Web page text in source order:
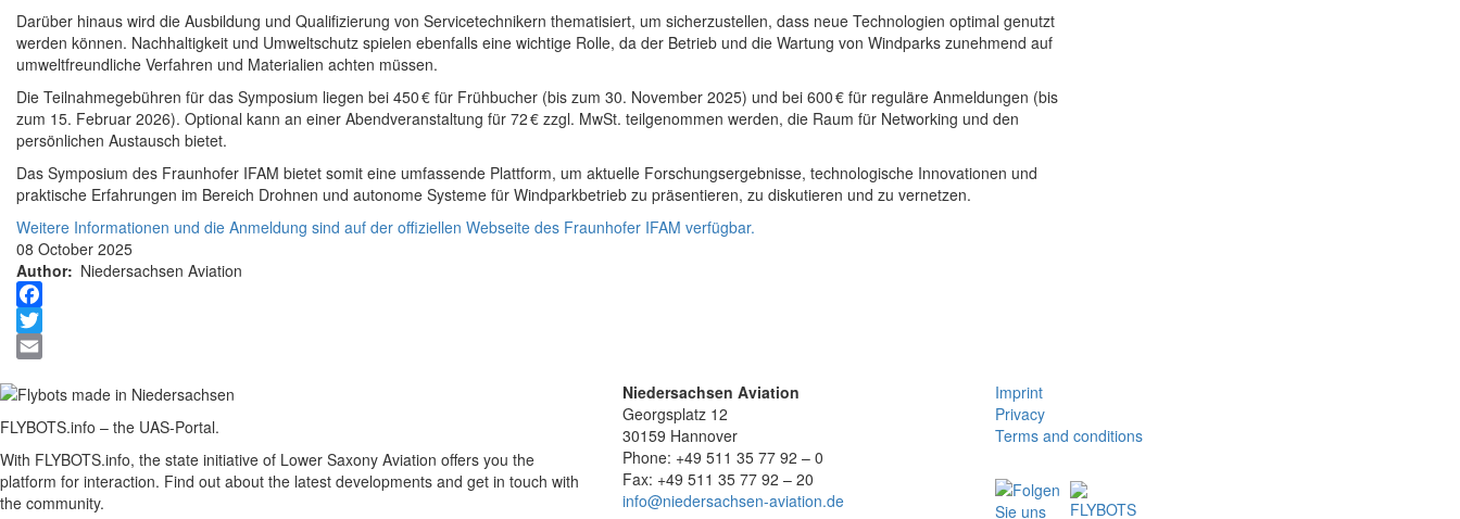
Darüber hinaus wird die Ausbildung und Qualifizierung von Servicetechnikern thematisiert, um sicherzustellen, dass neue Technologien optimal genutzt
werden können. Nachhaltigkeit und Umweltschutz spielen ebenfalls eine wichtige Rolle, da der Betrieb und die Wartung von Windparks zunehmend auf
umweltfreundliche Verfahren und Materialien achten müssen.
Die Teilnahmegebühren für das Symposium liegen bei 450 € für Frühbucher (bis zum 30. November 2025) und bei 600 € für reguläre Anmeldungen (bis
zum 15. Februar 2026). Optional kann an einer Abendveranstaltung für 72 € zzgl. MwSt. teilgenommen werden, die Raum für Networking und den
persönlichen Austausch bietet.
Das Symposium des Fraunhofer IFAM bietet somit eine umfassende Plattform, um aktuelle Forschungsergebnisse, technologische Innovationen und
praktische Erfahrungen im Bereich Drohnen und autonome Systeme für Windparkbetrieb zu präsentieren, zu diskutieren und zu vernetzen.
Weitere Informationen und die Anmeldung sind auf der offiziellen Webseite des Fraunhofer IFAM verfügbar.
08 October 2025
Author
Niedersachsen Aviation
Facebook
Twitter
FLYBOTS.info – the UAS-Portal.
With FLYBOTS.info, the state initiative of Lower Saxony Aviation offers you the
platform for interaction. Find out about the latest developments and get in touch with
the community.
Niedersachsen Aviation
Georgsplatz 12
30159 Hannover
Phone: +49 511 35 77 92 – 0
Fax: +49 511 35 77 92 – 20
info@niedersachsen-aviation.de
Imprint
Privacy
Terms and conditions